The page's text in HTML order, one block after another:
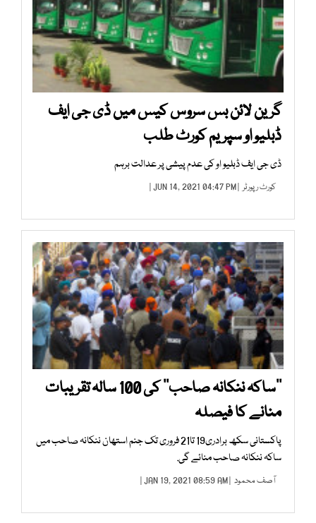
گرین لائن بس سروس کیس میں ڈی جی ایف
ڈبلیو او سپریم کورٹ طلب
ڈی جی ایف ڈبلیو او کی عدم پیشی پر عدالت برہم
کورٹ رپورٹر | JUN 14, 2021 04:47 PM |
’’ساکہ ننکانہ صاحب‘‘ کی 100 سالہ تقریبات
منانے کا فیصلہ
پاکستانی سکھ برادری19 تا21 فروری تک جنم استھان ننکانہ صاحب میں
ساکہ ننکانہ صاحب منائے گی.
آصف محمود | JAN 19, 2021 08:59 AM |